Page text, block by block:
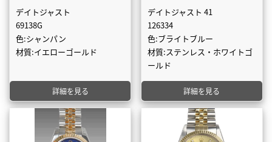
デイトジャスト
69138G
色:シャンパン
材質:イエローゴールド
詳細を見る
デイトジャスト 41
126334
色:ブライトブルー
材質:ステンレス・ホワイトゴ
ールド
詳細を見る